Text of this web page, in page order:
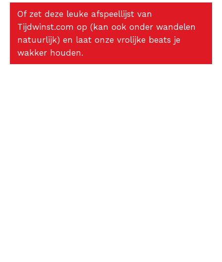
Of zet deze leuke afspeellijst van
Tijdwinst.com op (kan ook onder wandelen
natuurlijk) en laat onze vrolijke beats je
wakker houden.